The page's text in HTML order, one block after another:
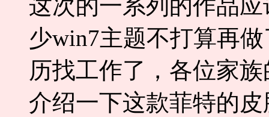
这次的一系列的作品
少win7主题不打算再
历找工作了，各位家
介绍一下这款菲特的